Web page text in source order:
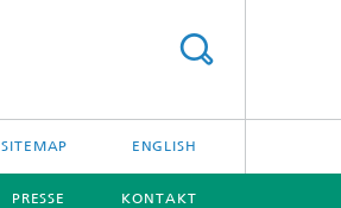
SITEMAP ENGLISH
PRESSE KONTAKT